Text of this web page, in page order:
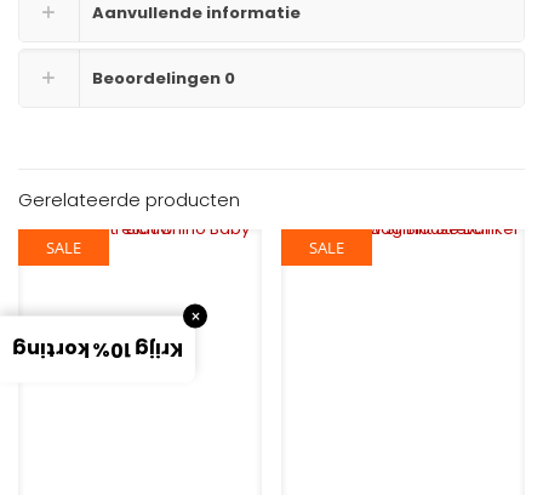
Aanvullende informatie
Beoordelingen 0
Gerelateerde producten
SALE SALE
Krijg 10% korting
×